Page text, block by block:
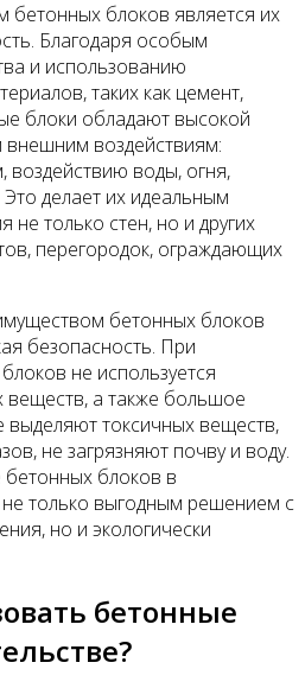
блоков является их
Благодаря особым
и использованию
таких как цемент,
блоки обладают высокой
внешним воздействиям:
воздействию воды, огня,
делает их идеальным
не только стен, но и других
перегородок, ограждающих
бетонных блоков
безопасность. При
не используется
веществ, а также большое
выделяют токсичных веществ,
не загрязняют почву и воду.
блоков в
не только выгодным решением с
но и экологически
бетонные